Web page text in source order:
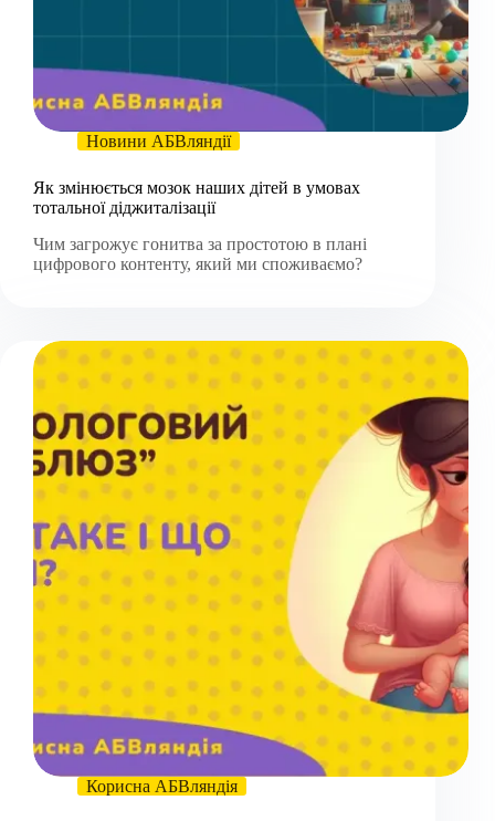
Новини АБВляндії
Як змінюється мозок наших дітей в умовах
тотальної діджиталізації
Чим загрожує гонитва за простотою в плані
цифрового контенту, який ми споживаємо?
Корисна АБВляндія